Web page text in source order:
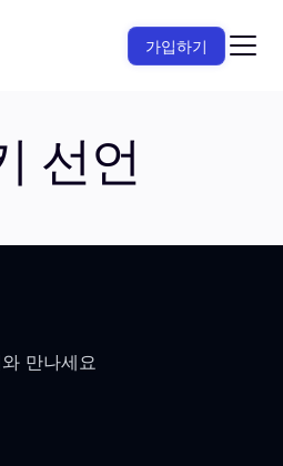
가입하기
선언
만나세요